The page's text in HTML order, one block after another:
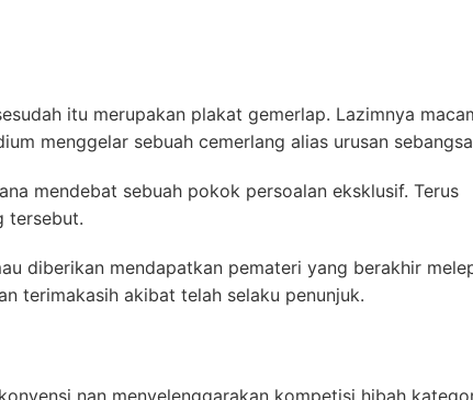
itu merupakan plakat gemerlap. Lazimnya
menggelar sebuah cemerlang alias urusan
mendebat sebuah pokok persoalan eksklusif. Terus
tersebut.
diberikan mendapatkan pemateri yang berakhir
terimakasih akibat telah selaku penunjuk.